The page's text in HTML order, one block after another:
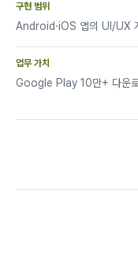
구현 범위
Android·iOS 앱의 UI/UX
업무 가치
Google Play 10만+ 다운